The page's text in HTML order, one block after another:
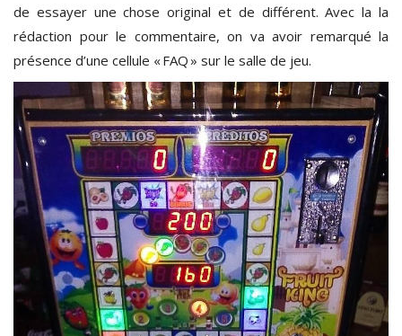
de essayer une chose original et de différent. Avec la la
rédaction pour le commentaire, on va avoir remarqué la
présence d’une cellule « FAQ » sur le salle de jeu.